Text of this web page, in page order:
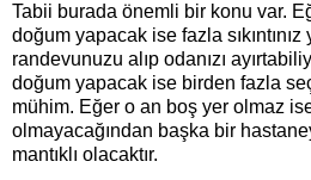
Tabii burada önemli bir konu var.
doğum yapacak ise fazla
randevunuzu alıp odanızı
doğum yapacak ise birden fazla
mühim. Eğer o an boş yer olmaz
olmayacağından başka bir
mantıklı olacaktır.